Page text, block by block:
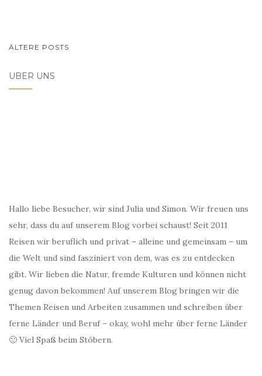
BEITRAGSNAVIGATION
ÄLTERE POSTS
ÜBER UNS
Hallo liebe Besucher, wir sind Julia und Simon. Wir freuen uns
sehr, dass du auf unserem Blog vorbei schaust! Seit 2011
Reisen wir beruflich und privat – alleine und gemeinsam – um
die Welt und sind fasziniert von dem, was es zu entdecken
gibt. Wir lieben die Natur, fremde Kulturen und können nicht
genug davon bekommen! Auf unserem Blog bringen wir die
Themen Reisen und Arbeiten zusammen und schreiben über
ferne Länder und Beruf – okay, wohl mehr über ferne Länder
🙂 Viel Spaß beim Stöbern.